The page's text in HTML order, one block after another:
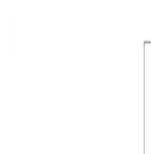
Anker Soundcore
Anker Soundcore R50i,
çıkan kablosuz
pratiklik sunar, seyahat